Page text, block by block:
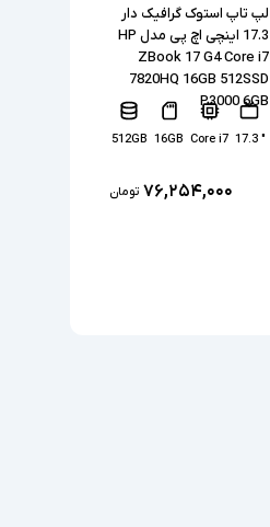
لپ تاپ استوک گرافیک دار
17.3 اینچی اچ پی مدل HP
ZBook 17 G4 Core i7
7820HQ 16GB 512SSD
P3000 6GB
" 17.3
Core i7
16GB
512GB
۷۶,۲۵۴,۰۰۰ تومان